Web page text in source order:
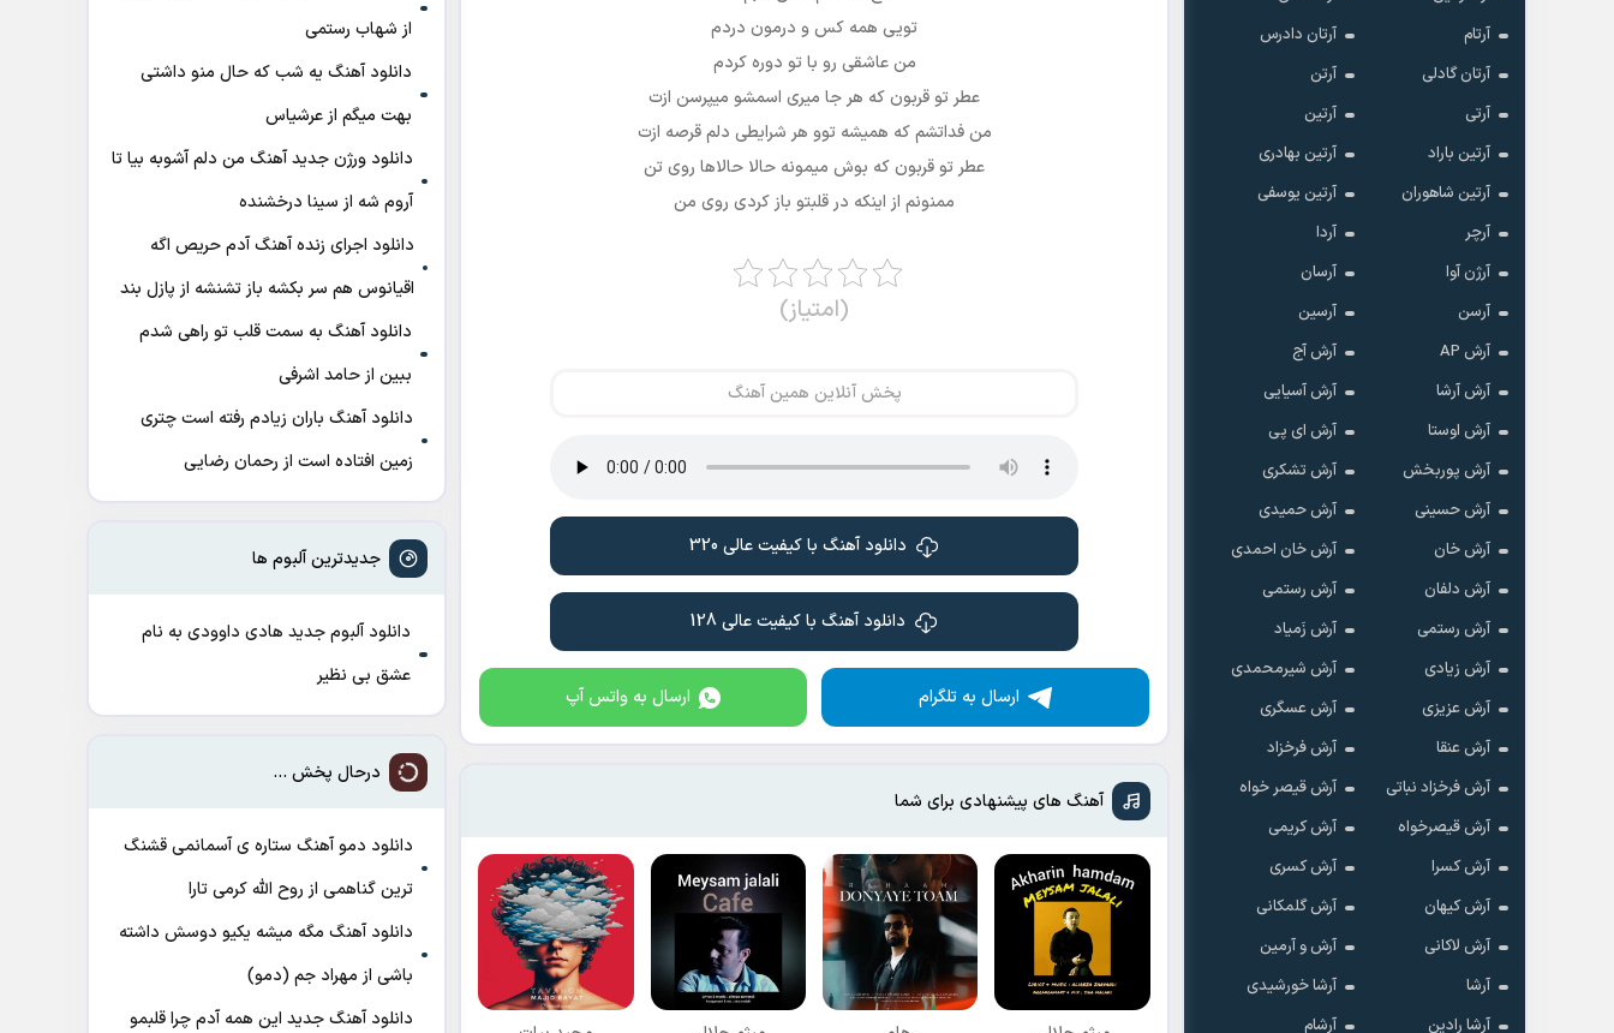
آرتام
آرتان دادرس
آرتان گادلی
آرتن
آرتی
آرتین
آرتین باراد
آرتین بهادری
آرتین شاهوران
آرتین یوسفی
آرچر
آردا
آرژن آوا
آرسان
آرسن
آرسین
آرش AP
آرش آج
آرش آرشا
آرش آسیایی
آرش اوستا
آرش ای پی
آرش پوربخش
آرش تشکری
آرش حسینی
آرش حمیدی
آرش خان
آرش خان احمدی
آرش دلفان
آرش رستمى
آرش رستمی
آرش زَمیاد
آرش زیادی
آرش شیرمحمدی
آرش عزیزی
آرش عسگری
آرش عنقا
آرش فرخزاد
آرش فرخزاد نباتی
آرش قیصر خواه
آرش قیصرخواه
آرش کریمی
آرش کسرا
آرش کسری
آرش کیهان
آرش گلمکانی
آرش لاکانی
آرش و آرمین
آرشا
آرشا خورشیدی
آرشا رادین
آرشام
تویی همه کس و درمون دردم
من عاشقی رو با تو دوره کردم
عطر تو قربون که هر جا میری اسمشو میپرسن ازت
من فداتشم که همیشه توو هر شرایطی دلم قرصه ازت
عطر تو قربون که بوش میمونه حالا حالاها روی تن
ممنونم از اینکه در قلبتو باز کردی روی من
(امتیاز)
پخش آنلاین همین آهنگ
دانلود آهنگ با کیفیت عالی 320
دانلود آهنگ با کیفیت عالی 128
ارسال به تلگرام ارسال به واتس آپ
آهنگ های پیشنهادی برای شما
از شهاب رستمی
دانلود آهنگ ﻳﻪ ﺷﺐ ﻛﻪ ﺣﺎل ﻣﻨﻮ داﺷﺘﻰ
ﺑﻬﺖ میگم از عرشیاس
دانلود ورژن جدید آهنگ من دلم آشوبه بیا تا
آروم شه از سینا درخشنده
دانلود اجرای زنده آهنگ آدم حریص اگه
اقیانوس هم سر بکشه باز تشنشه از پازل بند
دانلود آهنگ به سمت قلب تو راهی شدم
ببین از حامد اشرفی
دانلود آهنگ باران زیادم رفته است چتری
زمین افتاده است از رحمان رضایی
جدیدترین آلبوم ها
دانلود آلبوم جدید هادی داوودی به نام
عشق بی نظیر
درحال پخش ...
دانلود دمو آهنگ ﺳﺘﺎره ی آﺳﻤﺎﻧﻤﻰ ﻗﺸﻨﮓ
ﺗﺮﻳﻦ ﮔﻨﺎﻫﻤﻰ از روح الله کرمی تارا
دانلود آهنگ مگه میشه یکیو دوسش داشته
باشی از مهراد جم (دمو)
دانلود آهنگ جدید این همه آدم چرا قلبمو